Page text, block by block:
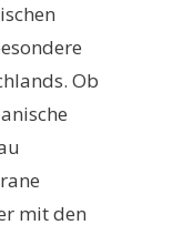
Ob
mit den